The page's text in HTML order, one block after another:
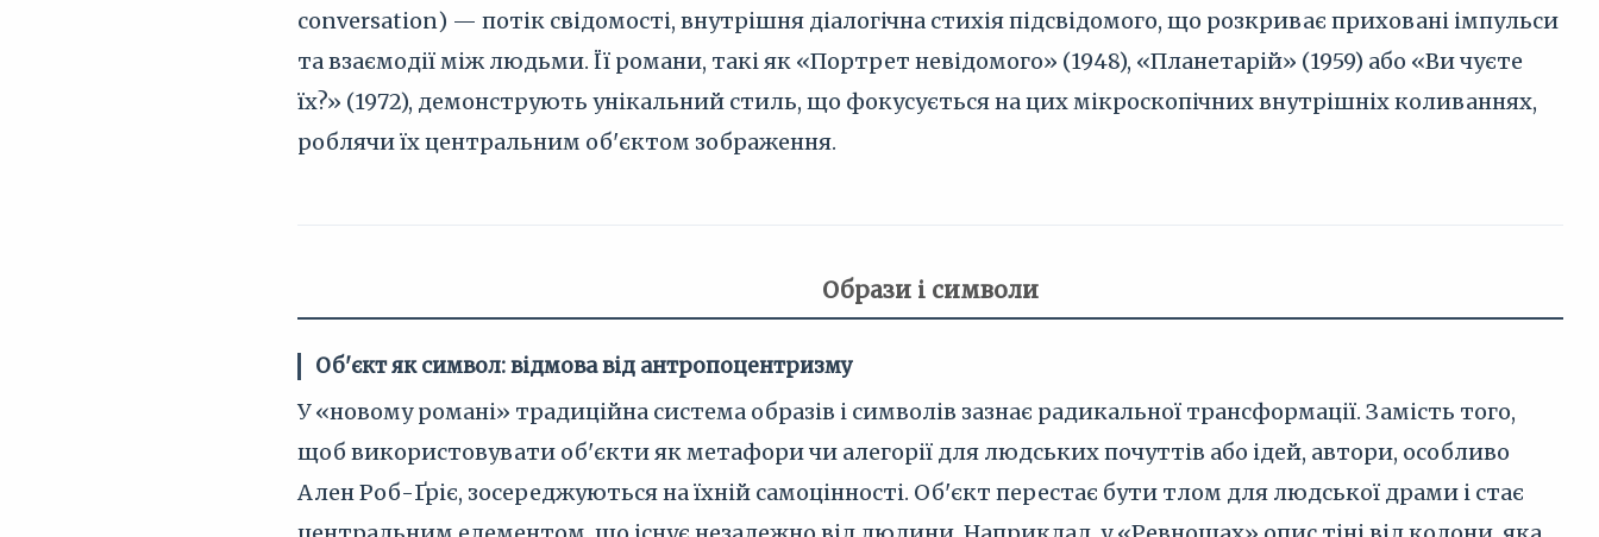
conversation) — потік свідомості, внутрішня діалогічна стихія підсвідомого, що розкриває приховані імпульси
та взаємодії між людьми. Її романи, такі як «Портрет невідомого» (1948), «Планетарій» (1959) або «Ви чуєте
їх?» (1972), демонструють унікальний стиль, що фокусується на цих мікроскопічних внутрішніх коливаннях,
роблячи їх центральним об'єктом зображення.
Образи і символи
Об'єкт як символ: відмова від антропоцентризму
У «новому романі» традиційна система образів і символів зазнає радикальної трансформації. Замість того,
щоб використовувати об'єкти як метафори чи алегорії для людських почуттів або ідей, автори, особливо
Ален Роб-Ґріє, зосереджуються на їхній самоцінності. Об'єкт перестає бути тлом для людської драми і стає